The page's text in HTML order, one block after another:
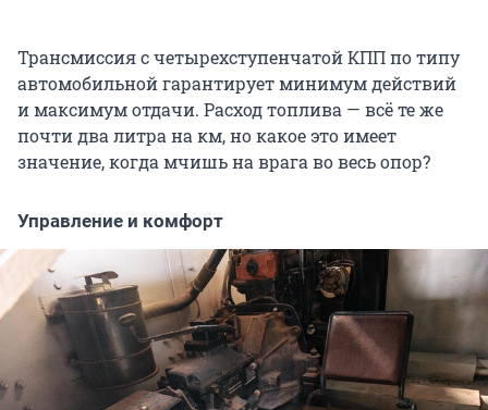
Трансмиссия с четырехступенчатой КПП по типу
автомобильной гарантирует минимум действий
и максимум отдачи. Расход топлива — всё те же
почти два литра на км, но какое это имеет
значение, когда мчишь на врага во весь опор?
Управление и комфорт